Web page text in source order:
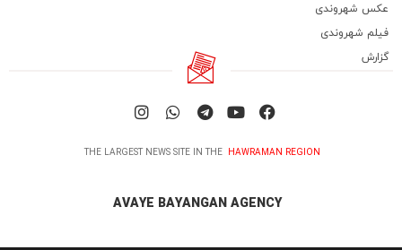
عکس شهروندی
فیلم شهروندی
گزارش
THE LARGEST NEWS SITE IN THE HAWRAMAN REGION
AVAYE BAYANGAN AGENCY